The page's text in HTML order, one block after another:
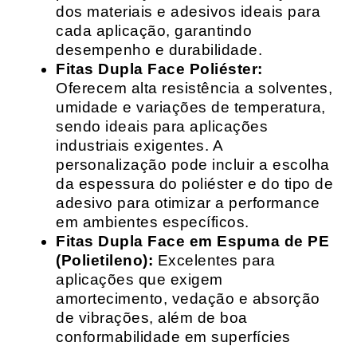
dos materiais e adesivos ideais para
cada aplicação, garantindo
desempenho e durabilidade.
Fitas Dupla Face Poliéster:
Oferecem alta resistência a solventes,
umidade e variações de temperatura,
sendo ideais para aplicações
industriais exigentes. A
personalização pode incluir a escolha
da espessura do poliéster e do tipo de
adesivo para otimizar a performance
em ambientes específicos.
Fitas Dupla Face em Espuma de PE
(Polietileno): Excelentes para
aplicações que exigem
amortecimento, vedação e absorção
de vibrações, além de boa
conformabilidade em superfícies